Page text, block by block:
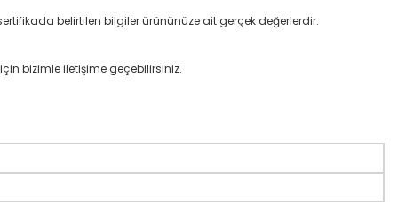
belirtilen bilgiler ürününüze ait gerçek değerlerdir.
bizimle iletişime geçebilirsiniz.